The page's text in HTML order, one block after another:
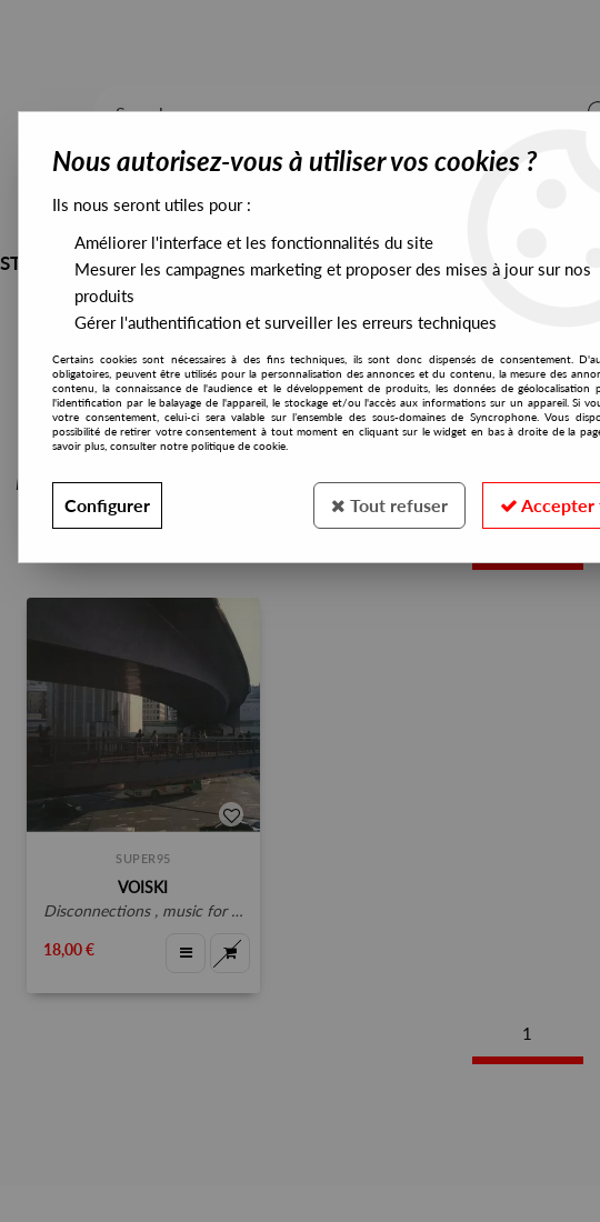
ALL STOCK EXCLUSIVES PRESALES EXCLUSIVES
PRESALES EXCLUSIVES
SUPER95
VOISKI
disconnections , music for clouds
18,00 €
1
Nous autorisez-vous à utiliser vos cookies ?
Ils nous seront utiles pour :
Améliorer l'interface et les fonctionnalités du site
Mesurer les campagnes marketing et proposer des mises à jour sur nos
produits
Gérer l'authentification et surveiller les erreurs techniques
Certains cookies sont nécessaires à des fins techniques, ils sont donc dispensés de consentement.
obligatoires, peuvent être utilisés pour la personnalisation des annonces et du contenu, la mesure des
contenu, la connaissance de l'audience et le développement de produits, les données de géolocalisation
l'identification par le balayage de l'appareil, le stockage et/ou l'accès aux informations sur un appareil. Si
votre consentement, celui-ci sera valable sur l’ensemble des sous-domaines de Syncrophone. Vous
possibilité de retirer votre consentement à tout moment en cliquant sur le widget en bas à droite de la
savoir plus, consulter notre politique de cookie.
Configurer Tout refuser Accepter